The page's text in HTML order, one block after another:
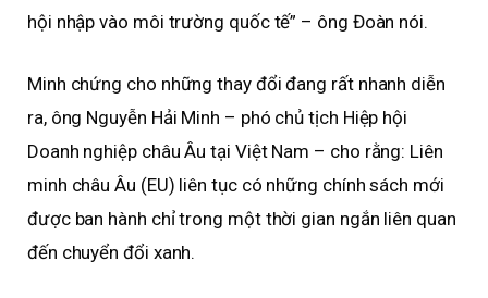
hội nhập vào môi trường quốc tế” – ông Đoàn nói.
Minh chứng cho những thay đổi đang rất nhanh diễn
ra, ông Nguyễn Hải Minh – phó chủ tịch Hiệp hội
Doanh nghiệp châu Âu tại Việt Nam – cho rằng: Liên
minh châu Âu (EU) liên tục có những chính sách mới
được ban hành chỉ trong một thời gian ngắn liên quan
đến chuyển đổi xanh.